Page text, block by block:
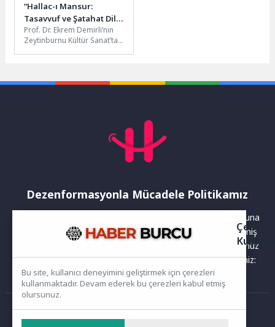
“Hallac-ı Mansur:
Tasavvuf ve Şatahat Dili”
Programında Nisan Ayı
Semineri Gerçekleşti!
Prof. Dr. Ekrem Demirli’nin
Zeytinburnu Kültür Sanat’ta
Dezenformasyonla Mücadele Politikamız
Yayınlanan haberler doğruluk ilkesi gözetilerek hazırlanır. Buna
rağmen bazı içeriklerde eksik, hatalı veya güncelliğini yitirmiş
bilgiler bulunabilir.Yanlış veya yanıltıcı olduğunu düşündüğünüz
haberleri aşağıdaki iletişim kanallarından bize bildirebilirsiniz:
Ana Sayfa
Çerez
Bu site, kullanıcı deneyimini geliştirmek için çerezleri
kullanmaktadır. Devam ederek bu çerezleri kabul etmiş
olursunuz.